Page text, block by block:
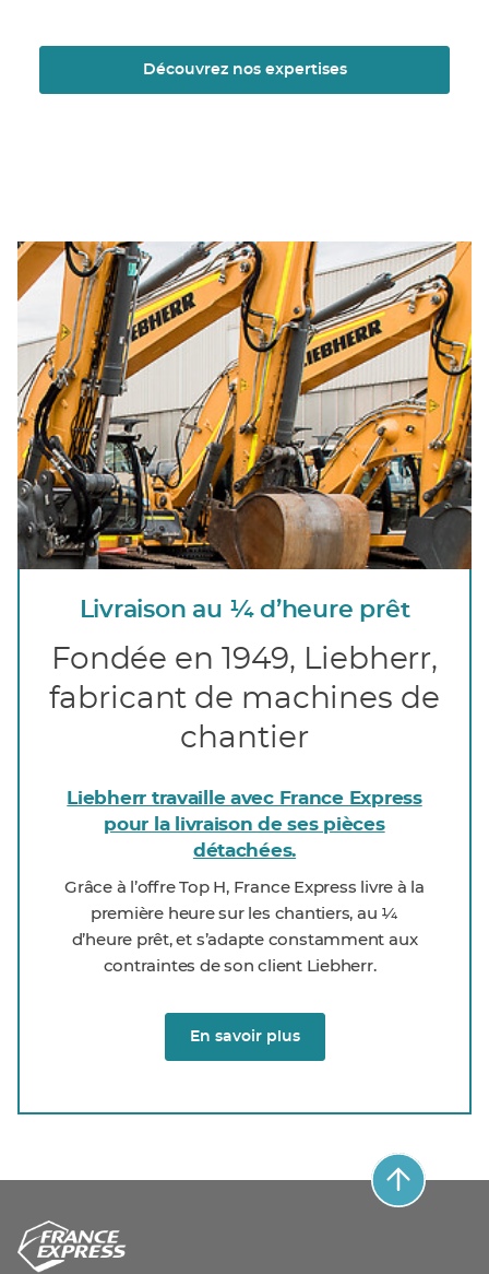
Découvrez nos expertises
Livraison au ¼ d’heure prêt
Fondée en 1949, Liebherr,
fabricant de machines de
chantier
Liebherr travaille avec France Express
pour la livraison de ses pièces
détachées.
Grâce à l’offre Top H, France Express livre à la
première heure sur les chantiers, au ¼
d’heure prêt, et s’adapte constamment aux
contraintes de son client Liebherr.
En savoir plus